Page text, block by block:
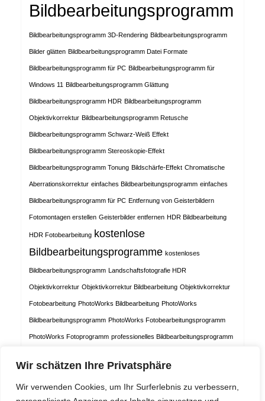
Wir schätzen Ihre Privatsphäre
Wir verwenden Cookies, um Ihr Surferlebnis zu verbessern,
Bildbearbeitungsprogramm
Bildbearbeitungsprogramm 3D-Rendering Bildbearbeitungsprogramm
Bilder glätten Bildbearbeitungsprogramm Datei Formate
Bildbearbeitungsprogramm für PC Bildbearbeitungsprogramm für
Windows 11 Bildbearbeitungsprogramm Glättung
Bildbearbeitungsprogramm HDR Bildbearbeitungsprogramm
Objektivkorrektur Bildbearbeitungsprogramm Retusche
Bildbearbeitungsprogramm Schwarz-Weiß Effekt
Bildbearbeitungsprogramm Stereoskopie-Effekt
Bildbearbeitungsprogramm Tonung Bildschärfe-Effekt Chromatische
Aberrationskorrektur einfaches Bildbearbeitungsprogramm einfaches
Bildbearbeitungsprogramm für PC Entfernung von Geisterbildern
Fotomontagen erstellen Geisterbilder entfernen HDR Bildbearbeitung
HDR Fotobearbeitung kostenlose
Bildbearbeitungsprogramme kostenloses
Bildbearbeitungsprogramm Landschaftsfotografie HDR
Objektivkorrektur Objektivkorrektur Bildbearbeitung Objektivkorrektur
Fotobearbeitung PhotoWorks Bildbearbeitung PhotoWorks
Bildbearbeitungsprogramm PhotoWorks Fotobearbeitungsprogramm
PhotoWorks Fotoprogramm professionelles Bildbearbeitungsprogramm
Effekt Bildbearbeitung Stereoskopie-Effekt Fotobearbeitung
Bildbearbeitungsprogramme Tonung von Fotos Verzerrungskorrektur